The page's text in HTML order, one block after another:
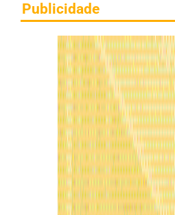
Publicidade